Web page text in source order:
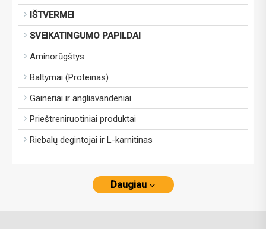
IŠTVERMEI
SVEIKATINGUMO PAPILDAI
Aminorūgštys
Baltymai (Proteinas)
Gaineriai ir angliavandeniai
Prieštreniruotiniai produktai
Riebalų degintojai ir L-karnitinas
Daugiau